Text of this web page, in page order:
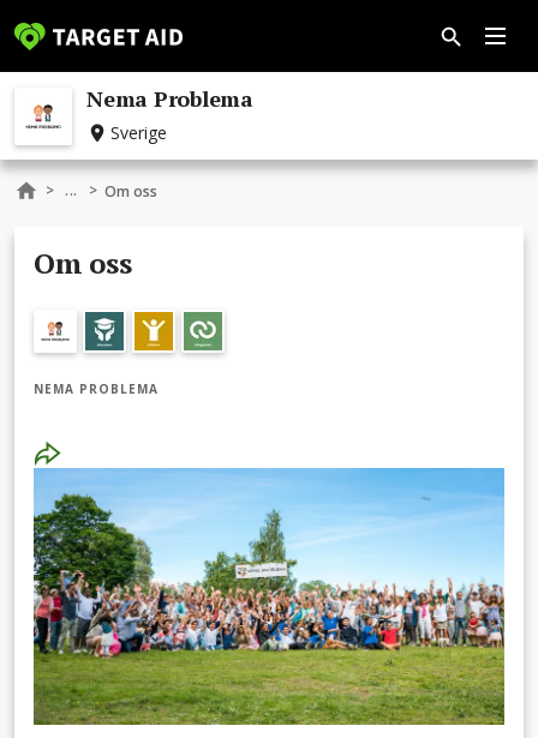
Nema Problema
Sverige
> ... > Om oss
Om oss
NEMA PROBLEMA